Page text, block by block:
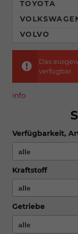
Das
verfügbar.
info
Verfügbarkeit,
Kraftstoff
Getriebe
TOYOTA
VOLVO